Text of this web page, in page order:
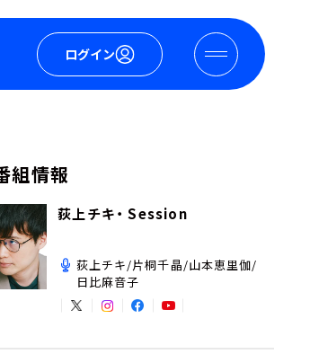
ログイン
組情報
荻上チキ・ Session
荻上チキ/片桐千晶/山本恵里伽/
日比麻音子